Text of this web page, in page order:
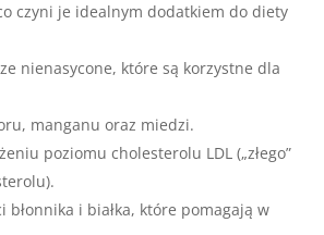
czyni je idealnym dodatkiem do diety
nienasycone, które są korzystne dla
manganu oraz miedzi.
poziomu cholesterolu LDL („złego”
i białka, które pomagają w